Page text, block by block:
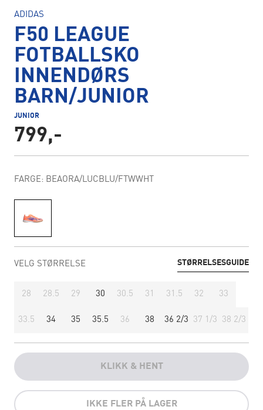
ADIDAS
F50 LEAGUE
FOTBALLSKO
INNENDØRS
BARN/JUNIOR
JUNIOR
799,-
FARGE: BEAORA/LUCBLU/FTWWHT
VELG STØRRELSE STØRRELSESGUIDE
28 28.5 29 30 30.5 31 31.5 32 33
33.5 34 35 35.5 36 38 36 2/3 37 1/3 38 2/3
KLIKK & HENT
IKKE FLER PÅ LAGER